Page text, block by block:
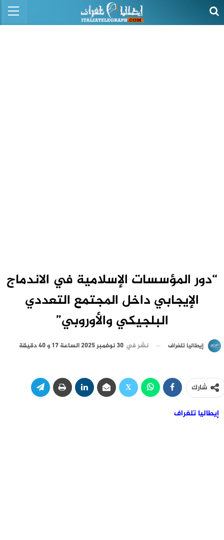
“دور المؤسسات الإسلامية في الاندماج
الإيجابي داخل المجتمع التعددي
البلجيكي والأوروبي”
إيطاليا تلغراف نشر في 30 نوفمبر 2025 الساعة 17 و 40 دقيقة
شارك
إيطاليا تلغراف